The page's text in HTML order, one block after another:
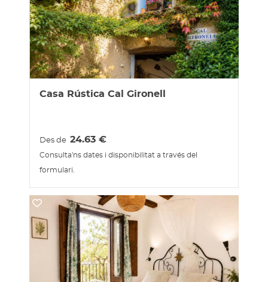
Casa Rústica Cal Gironell
Des de 24.63€
Consulta'ns dates i disponibilitat a través del
formulari.